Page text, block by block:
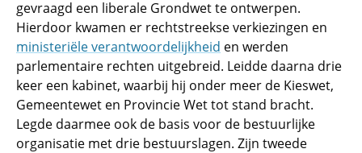
gevraagd een liberale Grondwet te ontwerpen.
Hierdoor kwamen er rechtstreekse verkiezingen en
ministeriële verantwoordelijkheid en werden
parlementaire rechten uitgebreid. Leidde daarna drie
keer een kabinet, waarbij hij onder meer de Kieswet,
Gemeentewet en Provincie Wet tot stand bracht.
Legde daarmee ook de basis voor de bestuurlijke
organisatie met drie bestuurslagen. Zijn tweede